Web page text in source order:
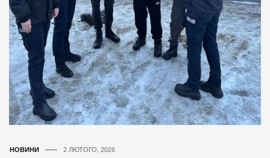
НОВИНИ 2 ЛЮТОГО, 2026